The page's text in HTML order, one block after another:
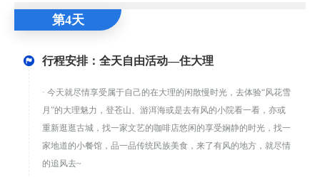
第4天
行程安排：全天自由活动—住大理
· 今天就尽情享受属于自己的在大理的闲散慢时光，去体验“风花雪
月”的大理魅力，登苍山、游洱海或是去有风的小院看一看，亦或
重新逛逛古城，找一家文艺的咖啡店悠闲的享受娴静的时光，找一
家地道的小餐馆，品一品传统民族美食，来了有风的地方，就尽情
的追风去~